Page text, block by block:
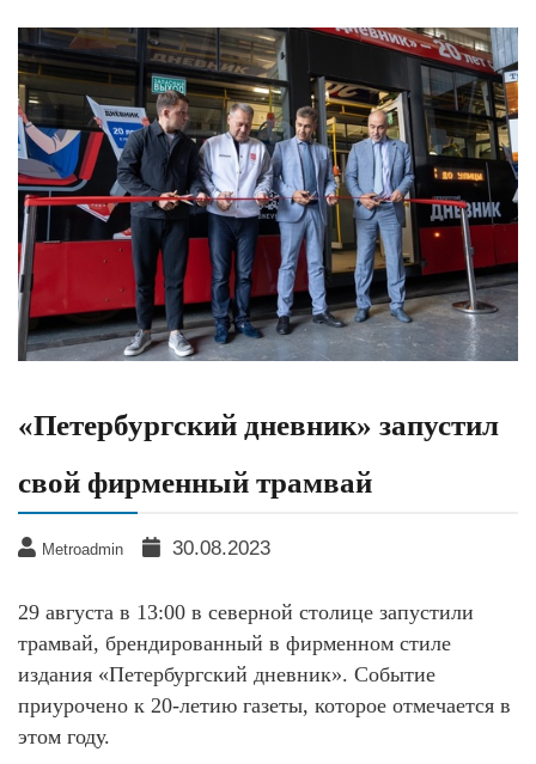
«Петербургский дневник» запустил
свой фирменный трамвай
Metroadmin 30.08.2023
29 августа в 13:00 в северной столице запустили
трамвай, брендированный в фирменном стиле
издания «Петербургский дневник». Событие
приурочено к 20-летию газеты, которое отмечается в
этом году.